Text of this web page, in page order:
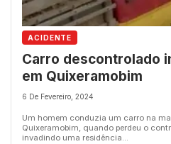
ACIDENTE
Carro descontrolado
em Quixeramobim
6 De Fevereiro, 2024
Um homem conduzia um carro na
Quixeramobim, quando perdeu o
invadindo uma residência...